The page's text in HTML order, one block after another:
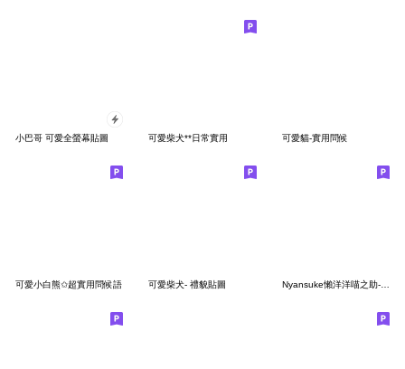
小巴哥 可愛全螢幕貼圖 可愛柴犬**日常實用 可愛貓-實用問候
可愛小白熊✩超實用問候語 可愛柴犬- 禮貌貼圖 Nyansuke懶洋洋喵之助-起手式貼圖